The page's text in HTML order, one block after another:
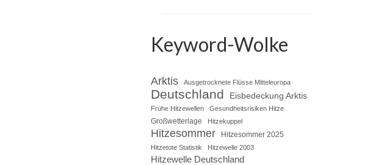
Keyword-Wolke
Arktis Ausgetrocknete Flüsse Mitteleuropa
Deutschland Eisbedeckung Arktis
Frühe Hitzewellen Gesundheitsrisiken Hitze
Großwetterlage Hitzekuppel
Hitzesommer Hitzesommer 2025
Hitzetote Statistik Hitzewelle 2003
Hitzewelle Deutschland